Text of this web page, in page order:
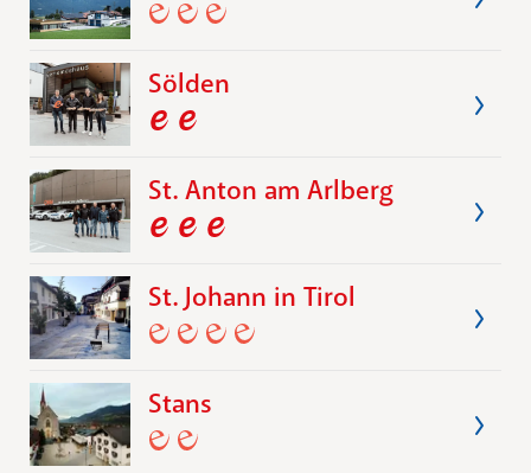
Sölden
St. Anton am Arlberg
St. Johann in Tirol
Stans